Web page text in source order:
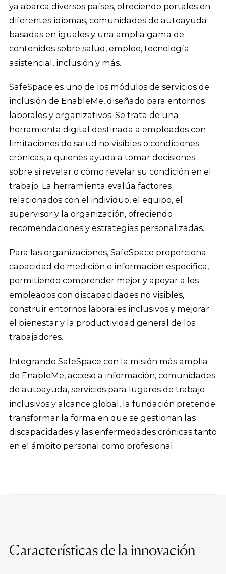
ya abarca diversos países, ofreciendo portales en
diferentes idiomas, comunidades de autoayuda
basadas en iguales y una amplia gama de
contenidos sobre salud, empleo, tecnología
asistencial, inclusión y más.
SafeSpace es uno de los módulos de servicios de
inclusión de EnableMe, diseñado para entornos
laborales y organizativos. Se trata de una
herramienta digital destinada a empleados con
limitaciones de salud no visibles o condiciones
crónicas, a quienes ayuda a tomar decisiones
sobre si revelar o cómo revelar su condición en el
trabajo. La herramienta evalúa factores
relacionados con el individuo, el equipo, el
supervisor y la organización, ofreciendo
recomendaciones y estrategias personalizadas.
Para las organizaciones, SafeSpace proporciona
capacidad de medición e información específica,
permitiendo comprender mejor y apoyar a los
empleados con discapacidades no visibles,
construir entornos laborales inclusivos y mejorar
el bienestar y la productividad general de los
trabajadores.
Integrando SafeSpace con la misión más amplia
de EnableMe, acceso a información, comunidades
de autoayuda, servicios para lugares de trabajo
inclusivos y alcance global, la fundación pretende
transformar la forma en que se gestionan las
discapacidades y las enfermedades crónicas tanto
en el ámbito personal como profesional.
Características de la innovación